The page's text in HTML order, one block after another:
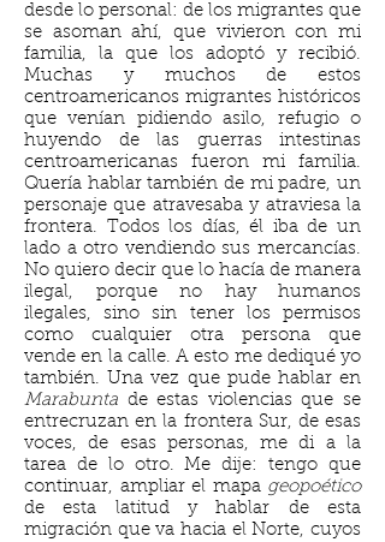
desde lo personal: de los migrantes que
se asoman ahí, que vivieron con mi
familia, la que los adoptó y recibió.
Muchas y muchos de estos
centroamericanos migrantes históricos
que venían pidiendo asilo, refugio o
huyendo de las guerras intestinas
centroamericanas fueron mi familia.
Quería hablar también de mi padre, un
personaje que atravesaba y atraviesa la
frontera. Todos los días, él iba de un
lado a otro vendiendo sus mercancías.
No quiero decir que lo hacía de manera
ilegal, porque no hay humanos
ilegales, sino sin tener los permisos
como cualquier otra persona que
vende en la calle. A esto me dediqué yo
también. Una vez que pude hablar en
Marabunta de estas violencias que se
entrecruzan en la frontera Sur, de esas
voces, de esas personas, me di a la
tarea de lo otro. Me dije: tengo que
continuar, ampliar el mapa geopoético
de esta latitud y hablar de esta
migración que va hacia el Norte, cuyos